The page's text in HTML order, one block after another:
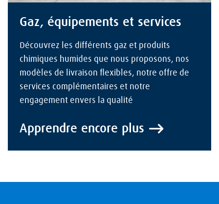
Gaz, équipements et services
Découvrez les différents gaz et produits
chimiques humides que nous proposons, nos
modèles de livraison flexibles, notre offre de
services complémentaires et notre
engagement envers la qualité
Apprendre encore plus